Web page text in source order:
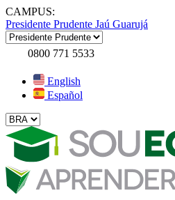
CAMPUS:
Presidente Prudente Jaú Guarujá
0800 771 5533
English
Español